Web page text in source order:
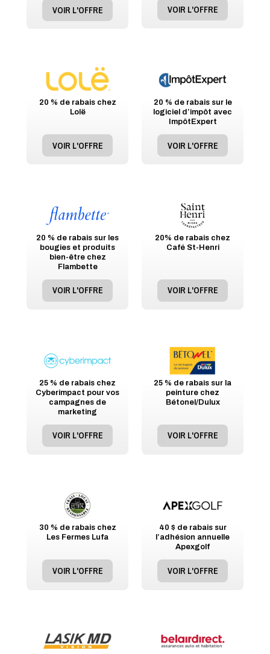
VOIR L'OFFRE VOIR L'OFFRE
20 % de rabais chez
Lolë
VOIR L'OFFRE
20 % de rabais sur le
logiciel d’impôt avec
ImpôtExpert
VOIR L'OFFRE
20 % de rabais sur les
bougies et produits
bien-être chez
Flambette
VOIR L'OFFRE
20% de rabais chez
Café St-Henri
VOIR L'OFFRE
25 % de rabais chez
Cyberimpact pour vos
campagnes de
marketing
VOIR L'OFFRE
25 % de rabais sur la
peinture chez
Bétonel/Dulux
VOIR L'OFFRE
30 % de rabais chez
Les Fermes Lufa
VOIR L'OFFRE
40 $ de rabais sur
l’adhésion annuelle
Apexgolf
VOIR L'OFFRE